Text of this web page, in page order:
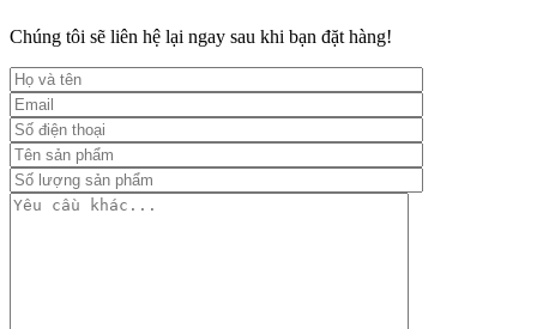
Chúng tôi sẽ liên hệ lại ngay sau khi bạn đặt hàng!